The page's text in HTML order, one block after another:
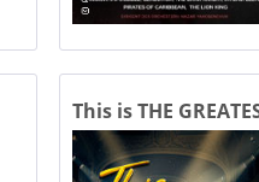
This is THE